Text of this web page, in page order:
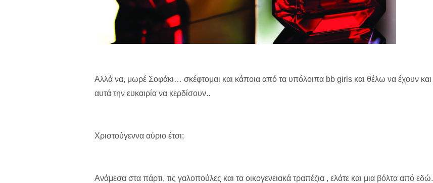
Αλλά να, μωρέ Σοφάκι… σκέφτομαι και κάποια από τα υπόλοιπα bb girls και θέλω να έχουν και
αυτά την ευκαιρία να κερδίσουν..
Χριστούγεννα αύριο έτσι;
Aνάμεσα στα πάρτι, τις γαλοπούλες και τα οικογενειακά τραπέζια , ελάτε και μια βόλτα από εδώ.